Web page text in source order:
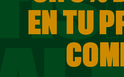
EN TU